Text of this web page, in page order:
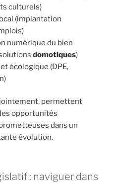
culturels)
(implantation
numérique du bien
domotiques)
écologique (DPE,
permettent
opportunités
dans un
évolution.
: naviguer dans